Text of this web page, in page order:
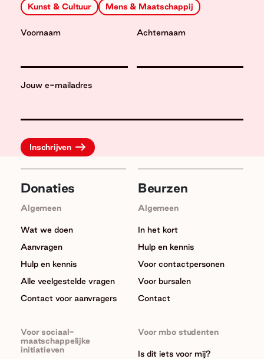
Kunst & Cultuur Mens & Maatschappij
Jouw e-mailadres
Voornaam Achternaam
Donaties
Algemeen
Wat we doen
Aanvragen
Hulp en kennis
Alle veelgestelde vragen
Contact voor aanvragers
Voor sociaal-
maatschappelijke
initiatieven
Beurzen
Algemeen
In het kort
Hulp en kennis
Voor contactpersonen
Voor bursalen
Contact
Voor mbo studenten
Is dit iets voor mij?